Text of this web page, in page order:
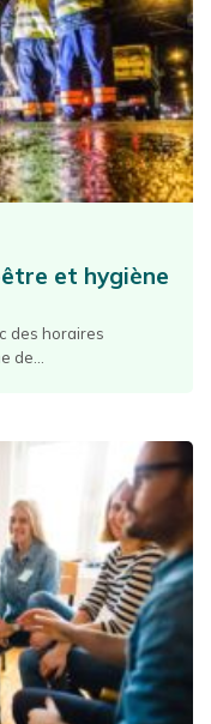
et hygiène
des horaires
de...